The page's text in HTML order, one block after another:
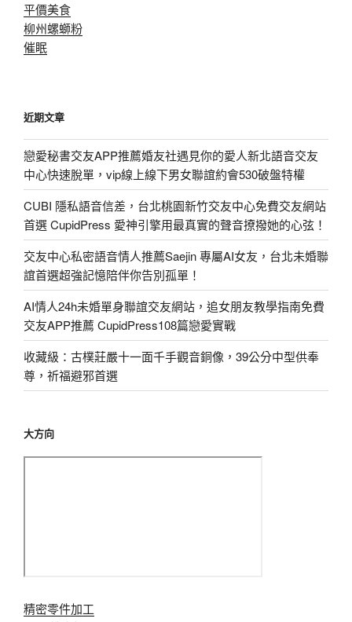
平價美食
柳州螺螄粉
催眠
近期文章
戀愛秘書交友APP推薦婚友社遇見你的愛人新北語音交友
中心快速脫單，vip線上線下男女聯誼約會530破盤特權
CUBI 隱私語音信差，台北桃園新竹交友中心免費交友網站
首選 CupidPress 愛神引擎用最真實的聲音撩撥她的心弦！
交友中心私密語音情人推薦Saejin 專屬AI女友，台北未婚聯
誼首選超強記憶陪伴你告別孤單！
AI情人24h未婚單身聯誼交友網站，追女朋友教學指南免費
交友APP推薦 CupidPress108篇戀愛實戰
收藏級：古樸莊嚴十一面千手觀音銅像，39公分中型供奉
尊，祈福避邪首選
大方向
精密零件加工